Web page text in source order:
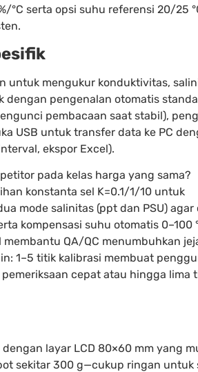
°C serta opsi suhu referensi 20/25
untuk mengukur konduktivitas,
pengenalan otomatis
pembacaan saat stabil),
USB untuk transfer data ke PC
ekspor Excel).
pada kelas harga yang sama?
konstanta sel K=0.1/1/10 untuk
mode salinitas (ppt dan PSU) agar
kompensasi suhu otomatis 0–100
QA/QC menumbuhkan
1–5 titik kalibrasi membuat
cepat atau hingga lima
layar LCD 80×60 mm yang
sekitar 300 g—cukup ringan untuk